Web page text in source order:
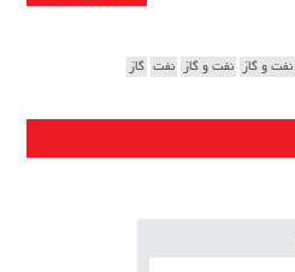
نفت و گاز نفت گاز